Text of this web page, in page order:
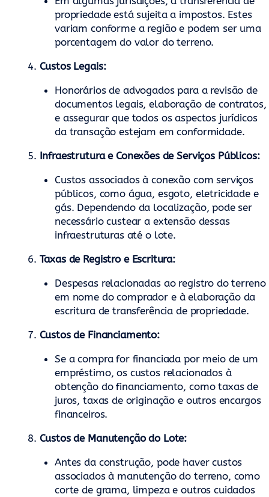
propriedade está sujeita a impostos. Estes
variam conforme a região e podem ser uma
porcentagem do valor do terreno.
Custos Legais:
Honorários de advogados para a revisão de
documentos legais, elaboração de contratos,
e assegurar que todos os aspectos jurídicos
da transação estejam em conformidade.
Infraestrutura e Conexões de Serviços Públicos:
Custos associados à conexão com serviços
públicos, como água, esgoto, eletricidade e
gás. Dependendo da localização, pode ser
necessário custear a extensão dessas
infraestruturas até o lote.
Taxas de Registro e Escritura:
Despesas relacionadas ao registro do terreno
em nome do comprador e à elaboração da
escritura de transferência de propriedade.
Custos de Financiamento:
Se a compra for financiada por meio de um
empréstimo, os custos relacionados à
obtenção do financiamento, como taxas de
juros, taxas de originação e outros encargos
financeiros.
Custos de Manutenção do Lote:
Antes da construção, pode haver custos
associados à manutenção do terreno, como
corte de grama, limpeza e outros cuidados